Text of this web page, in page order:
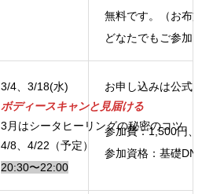
無料です。（お布施
どなたでもご参加い
3/4、3/18(水)
ボディースキャンと見届ける
3月はシータヒーリングの秘密のコツ、リ
4/8、4/22（予定）
20:30〜22:00
お申し込みは公式
参加費：1,500円
参加資格：基礎DNA